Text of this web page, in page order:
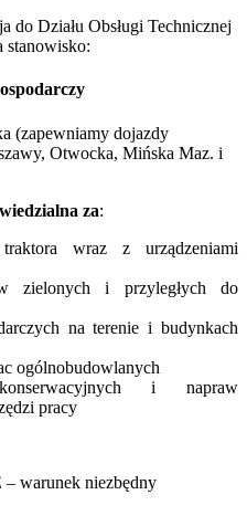
do Działu Obsługi Technicznej
stanowisko:
(zapewniamy dojazdy
Otwocka, Mińska Maz. i
za:
wraz z urządzeniami
zielonych i przyległych do
na terenie i budynkach
ogólnobudowlanych
i napraw
pracy
warunek niezbędny